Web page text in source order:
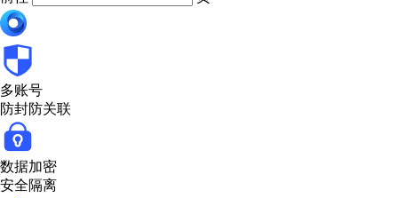
多账号
防封防关联
数据加密
安全隔离